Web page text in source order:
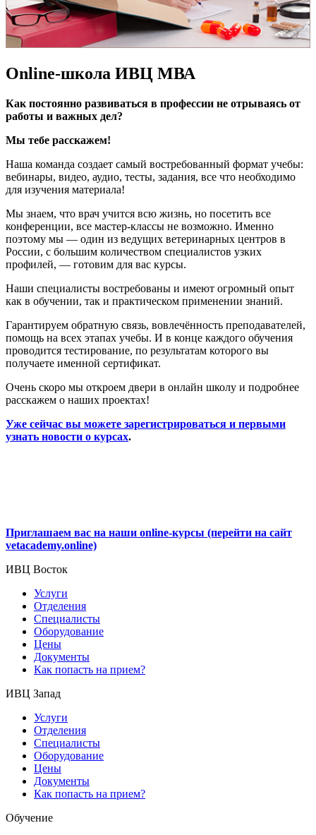
Online-школа ИВЦ МВА
Как постоянно развиваться в профессии не отрываясь от
работы и важных дел?
Мы тебе расскажем!
Наша команда создает самый востребованный формат учебы:
вебинары, видео, аудио, тесты, задания, все что необходимо
для изучения материала!
Мы знаем, что врач учится всю жизнь, но посетить все
конференции, все мастер-классы не возможно. Именно
поэтому мы — один из ведущих ветеринарных центров в
России, с большим количеством специалистов узких
профилей, — готовим для вас курсы.
Наши специалисты востребованы и имеют огромный опыт
как в обучении, так и практическом применении знаний.
Гарантируем обратную связь, вовлечённость преподавателей,
помощь на всех этапах учебы. И в конце каждого обучения
проводится тестирование, по результатам которого вы
получаете именной сертификат.
Очень скоро мы откроем двери в онлайн школу и подробнее
расскажем о наших проектах!
Уже сейчас вы можете зарегистрироваться и первыми
узнать новости о курсах.
Приглашаем вас на наши online-курсы (перейти на сайт
vetacademy.online)
ИВЦ Восток
Услуги
Отделения
Специалисты
Оборудование
Цены
Документы
Как попасть на прием?
ИВЦ Запад
Услуги
Отделения
Специалисты
Оборудование
Цены
Документы
Как попасть на прием?
Обучение